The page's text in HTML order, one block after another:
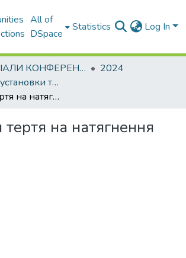
All of
DSpace
Statistics Log In
МАТЕРІАЛИ КОНФЕРЕНЦІЙ
2024
Енергетичні установки та альтернативні джерела енергії
Вплив сил тертя на натягнення канату
на натягнення